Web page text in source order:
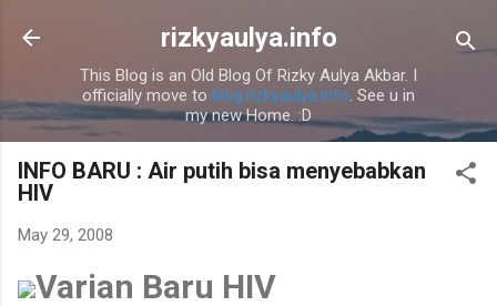
Skip to main content
rizkyaulya.info
This Blog is an Old Blog Of Rizky Aulya Akbar. I
officially move to blog.rizkyaulya.info. See u in
my new Home. :D
INFO BARU : Air putih bisa menyebabkan
HIV
May 29, 2008
Varian Baru HIV